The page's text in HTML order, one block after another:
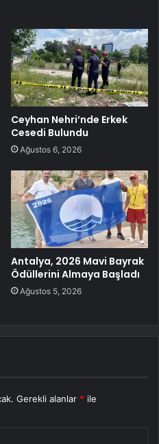
Ceyhan Nehri’nde Erkek
Cesedi Bulundu
Ağustos 6, 2026
Antalya, 2026 Mavi Bayrak
Ödüllerini Almaya Başladı
Ağustos 5, 2026
Gerekli alanlar * ile